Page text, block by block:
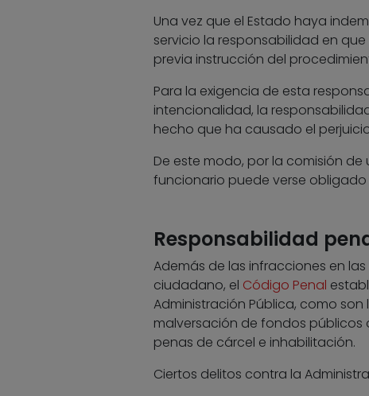
Una vez que el Estado haya
servicio la responsabilidad en
previa instrucción del
Para la exigencia de esta
intencionalidad, la
hecho que ha causado el
De este modo, por la comisión
funcionario puede verse
Responsabilidad
Además de las infracciones en
ciudadano, el Código Penal
Administración Pública, como
malversación de fondos
penas de cárcel e inhabilitación.
Ciertos delitos contra la